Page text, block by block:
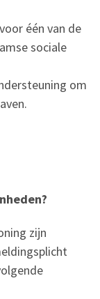
één van de
sociale
om
zijn